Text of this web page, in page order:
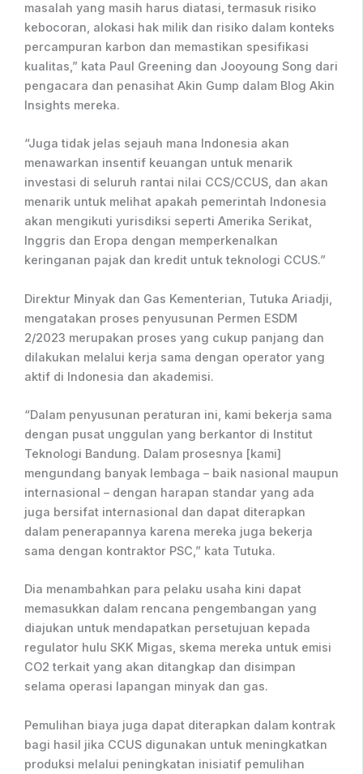
masalah yang masih harus diatasi, termasuk risiko
kebocoran, alokasi hak milik dan risiko dalam konteks
percampuran karbon dan memastikan spesifikasi
kualitas,” kata Paul Greening dan Jooyoung Song dari
pengacara dan penasihat Akin Gump dalam Blog Akin
Insights mereka.
“Juga tidak jelas sejauh mana Indonesia akan
menawarkan insentif keuangan untuk menarik
investasi di seluruh rantai nilai CCS/CCUS, dan akan
menarik untuk melihat apakah pemerintah Indonesia
akan mengikuti yurisdiksi seperti Amerika Serikat,
Inggris dan Eropa dengan memperkenalkan
keringanan pajak dan kredit untuk teknologi CCUS.”
Direktur Minyak dan Gas Kementerian, Tutuka Ariadji,
mengatakan proses penyusunan Permen ESDM
2/2023 merupakan proses yang cukup panjang dan
dilakukan melalui kerja sama dengan operator yang
aktif di Indonesia dan akademisi.
“Dalam penyusunan peraturan ini, kami bekerja sama
dengan pusat unggulan yang berkantor di Institut
Teknologi Bandung. Dalam prosesnya [kami]
mengundang banyak lembaga – baik nasional maupun
internasional – dengan harapan standar yang ada
juga bersifat internasional dan dapat diterapkan
dalam penerapannya karena mereka juga bekerja
sama dengan kontraktor PSC,” kata Tutuka.
Dia menambahkan para pelaku usaha kini dapat
memasukkan dalam rencana pengembangan yang
diajukan untuk mendapatkan persetujuan kepada
regulator hulu SKK Migas, skema mereka untuk emisi
CO2 terkait yang akan ditangkap dan disimpan
selama operasi lapangan minyak dan gas.
Pemulihan biaya juga dapat diterapkan dalam kontrak
bagi hasil jika CCUS digunakan untuk meningkatkan
produksi melalui peningkatan inisiatif pemulihan